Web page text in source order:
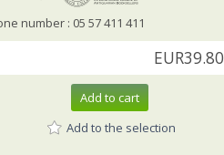
number : 05 57 411 411
EUR39.80
Add to cart
Add to the selection